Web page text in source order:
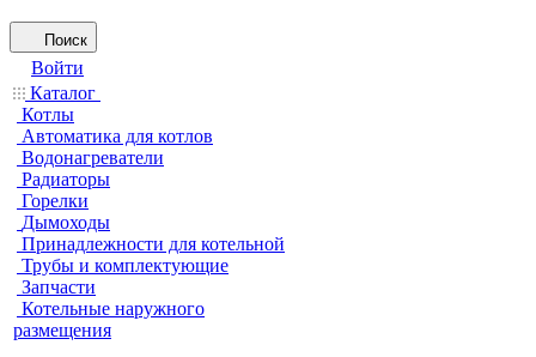
Поиск
Войти
Каталог
Котлы
Автоматика для котлов
Водонагреватели
Радиаторы
Горелки
Дымоходы
Принадлежности для котельной
Трубы и комплектующие
Запчасти
Котельные наружного
размещения